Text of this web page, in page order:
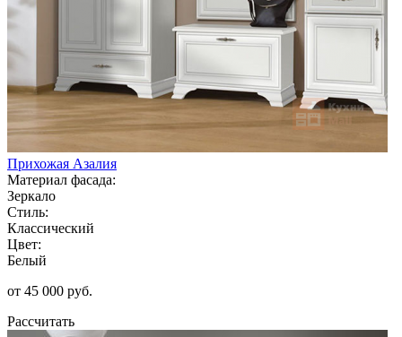
Прихожая Азалия
Материал фасада:
Зеркало
Стиль:
Классический
Цвет:
Белый
от 45 000 руб.
Рассчитать